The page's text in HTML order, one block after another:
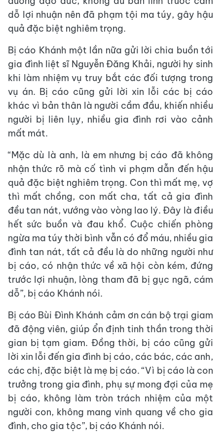
dỗ lợi nhuận nên đã phạm tội ma túy, gây hậu
quả đặc biệt nghiêm trọng.
Bị cáo Khánh một lần nữa gửi lời chia buồn tới
gia đình liệt sĩ Nguyễn Đăng Khải, người hy sinh
khi làm nhiệm vụ truy bắt các đối tượng trong
vụ án. Bị cáo cũng gửi lời xin lỗi các bị cáo
khác vì bản thân là người cầm đầu, khiến nhiều
người bị liên lụy, nhiều gia đình rơi vào cảnh
mất mát.
“Mặc dù là anh, là em nhưng bị cáo đã không
nhận thức rõ mà cố tình vi phạm dẫn đến hậu
quả đặc biệt nghiêm trọng. Con thì mất mẹ, vợ
thì mất chồng, con mất cha, tất cả gia đình
đều tan nát, vướng vào vòng lao lý. Đây là điều
hết sức buồn và đau khổ. Cuộc chiến phòng
ngừa ma túy thời bình vẫn có đổ máu, nhiều gia
đình tan nát, tất cả đều là do những người như
bị cáo, có nhận thức về xã hội còn kém, đứng
trước lợi nhuận, lòng tham đã bị gục ngã, cám
dỗ”, bị cáo Khánh nói.
Bị cáo Bùi Đình Khánh cảm ơn cán bộ trại giam
đã động viên, giúp ổn định tinh thần trong thời
gian bị tạm giam. Đồng thời, bị cáo cũng gửi
lời xin lỗi đến gia đình bị cáo, các bác, các anh,
các chị, đặc biệt là mẹ bị cáo. “Vì bị cáo là con
trưởng trong gia đình, phụ sự mong đợi của mẹ
bị cáo, không làm tròn trách nhiệm của một
người con, không mang vinh quang về cho gia
đình, cho gia tộc”, bị cáo Khánh nói.